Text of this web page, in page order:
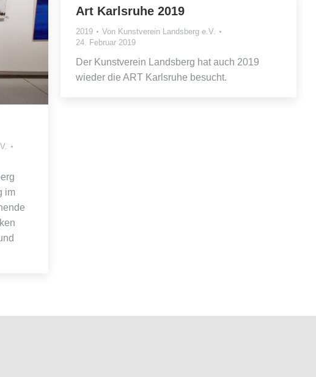
im
Art Karlsruhe 2019
2019 Von Kunstverein Landsberg e.V.
24. Februar 2019
Der Kunstverein Landsberg hat auch 2019
wieder die ART Karlsruhe besucht.